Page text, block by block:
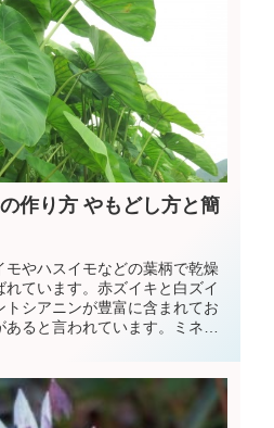
作り方 やもどし方と簡
やハスイモなどの葉柄で乾燥
ています。赤ズイキと白ズイ
シアニンが豊富に含まれてお
あると言われています。ミネラ